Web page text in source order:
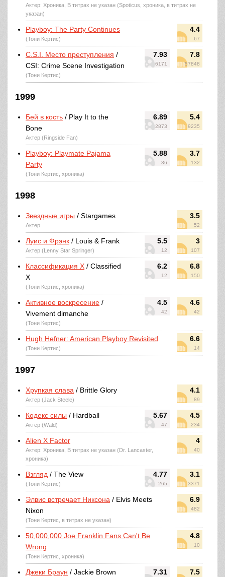
Актер: Хроника, В титрах не указан (Spoticus, хроника, в титрах не
указан)
4.4
67
Playboy: The Party Continues
(Тони Кертис)
7.93
6171
7.8
57848
C.S.I. Место преступления /
CSI: Crime Scene Investigation
(Тони Кертис)
1999
6.89
2873
5.4
9235
Бей в кость / Play It to the
Bone
Актер (Ringside Fan)
5.88
36
3.7
132
Playboy: Playmate Pajama
Party
(Тони Кертис, хроника)
1998
3.5
52
Звездные игры / Stargames
Актер
5.5
12
3
107
Луис и Фрэнк / Louis & Frank
Актер (Lenny Star Springer)
6.2
12
6.8
150
Классификация Х / Classified
X
(Тони Кертис, хроника)
4.5
42
4.6
42
Активное воскресение /
Vivement dimanche
(Тони Кертис)
6.6
14
Hugh Hefner: American Playboy Revisited
(Тони Кертис)
1997
4.1
89
Хрупкая слава / Brittle Glory
Актер (Jack Steele)
5.67
47
4.5
234
Кодекс силы / Hardball
Актер (Wald)
4
40
Alien X Factor
Актер: Хроника, В титрах не указан (Dr. Lancaster,
хроника)
4.77
265
3.1
3371
Взгляд / The View
(Тони Кертис)
6.9
482
Элвис встречает Никсона / Elvis Meets
Nixon
(Тони Кертис, в титрах не указан)
4.8
10
50,000,000 Joe Franklin Fans Can't Be
Wrong
(Тони Кертис, хроника)
7.31 7.5
Джеки Браун / Jackie Brown